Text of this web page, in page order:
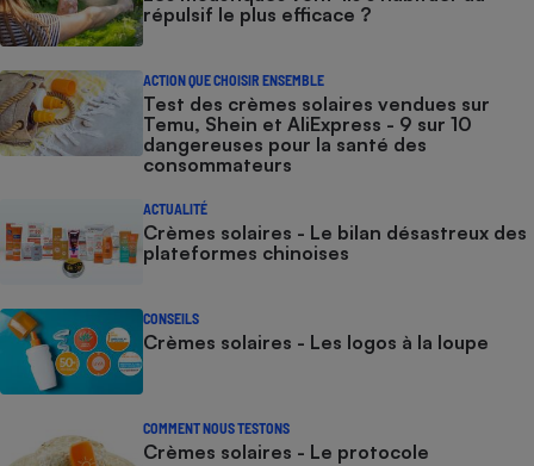
répulsif le plus efficace ?
ACTION QUE CHOISIR ENSEMBLE
Test des crèmes solaires vendues sur
Temu, Shein et AliExpress - 9 sur 10
dangereuses pour la santé des
consommateurs
ACTUALITÉ
Crèmes solaires - Le bilan désastreux des
plateformes chinoises
CONSEILS
Crèmes solaires - Les logos à la loupe
COMMENT NOUS TESTONS
Crèmes solaires - Le protocole